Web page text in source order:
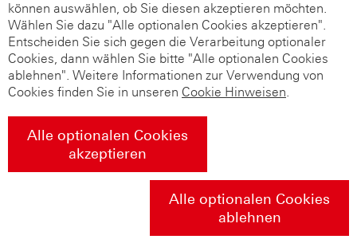
können auswählen, ob Sie diesen akzeptieren möchten.
Wählen Sie dazu "Alle optionalen Cookies akzeptieren".
Entscheiden Sie sich gegen die Verarbeitung optionaler
Cookies, dann wählen Sie bitte "Alle optionalen Cookies
ablehnen". Weitere Informationen zur Verwendung von
Cookies finden Sie in unseren Cookie Hinweisen.
Alle optionalen Cookies
akzeptieren
Alle optionalen Cookies
ablehnen